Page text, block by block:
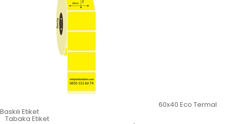
60x40 Eco Termal
Baskılı Etiket
Tabaka Etiket